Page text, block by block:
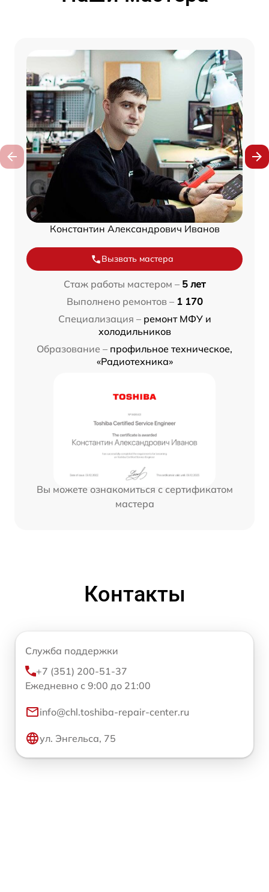
Константин Александрович Иванов
Вызвать мастера
Стаж работы мастером – 5 лет
Выполнено ремонтов – 1 170
Специализация – ремонт МФУ и
холодильников
Образование – профильное техническое,
«Радиотехника»
Вы можете ознакомиться с сертификатом
мастера
Контакты
Служба поддержки
+7 (351) 200-51-37
Ежедневно с 9:00 до 21:00
info@chl.toshiba-repair-center.ru
ул. Энгельса, 75